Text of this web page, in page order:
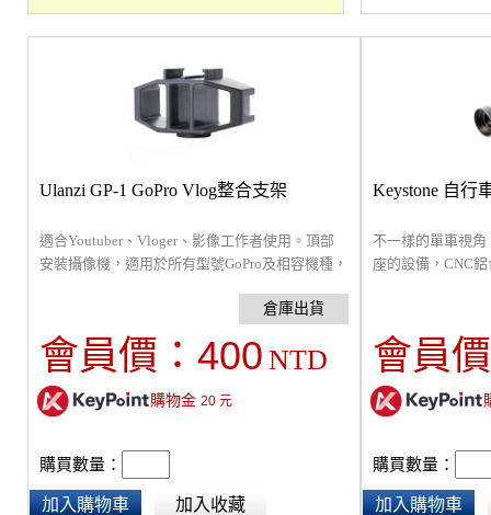
Ulanzi GP-1 GoPro Vlog整合支架
適合Youtuber、Vloger、影像工作者使用。頂部
安裝攝像機，適用於所有型號GoPro及相容機種，
於LED燈光、麥克風。ABS材質，堅固、輕巧便
攜。
會員價： 400 NTD
購物金 20元
購買數量：
加入購物車 加入收藏
Keystone 自行
不一樣的單車視角
座的設備，CNC
確安全的情況下使
會員
購買數量：
加入購物車